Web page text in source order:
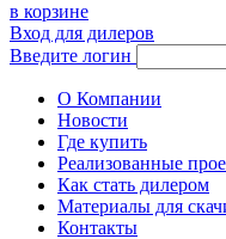
в корзине
Вход для дилеров
Введите логин
О Компании
Новости
Где купить
Реализованные
Как стать дилером
Материалы для
Контакты